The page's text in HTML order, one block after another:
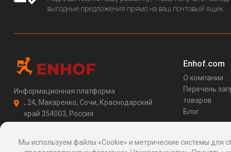
выгодные предложения прямо на ваш почтовый ящик.
Информационная платформа
, 24, Макаренко, Сочи, Краснодарский
край 354003, Россия
http://enhof.com
Enhof.com
О компании
Перечень
товаров
Блог
Мы используем файлы «Cookie» и метрические системы для